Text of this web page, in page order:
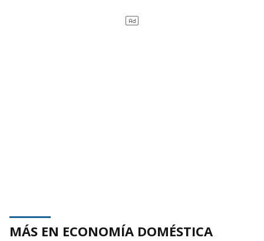
MÁS EN ECONOMÍA DOMÉSTICA